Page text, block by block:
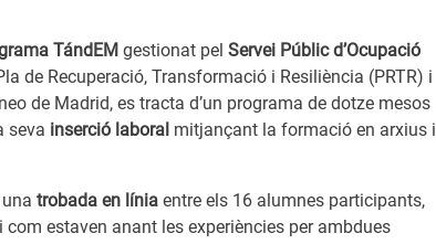
TándEM gestionat pel Servei Públic d’Ocupació
de Recuperació, Transformació i Resiliència (PRTR) i
de Madrid, es tracta d’un programa de dotze mesos
seva inserció laboral mitjançant la formació en arxius i
trobada en línia entre els 16 alumnes participants,
estaven anant les experiències per ambdues